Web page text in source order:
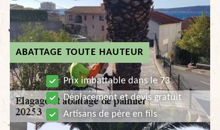
ABATTAGE TOUTE HAUTEUR
Prix imbattable dans le 73
Déplacement et devis gratuit
Artisans de père en fils